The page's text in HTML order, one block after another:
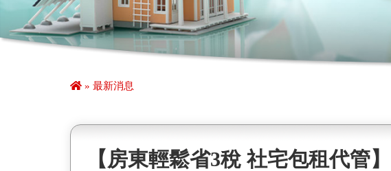
» 最新消息
【房東輕鬆省3稅 社宅包租代管】